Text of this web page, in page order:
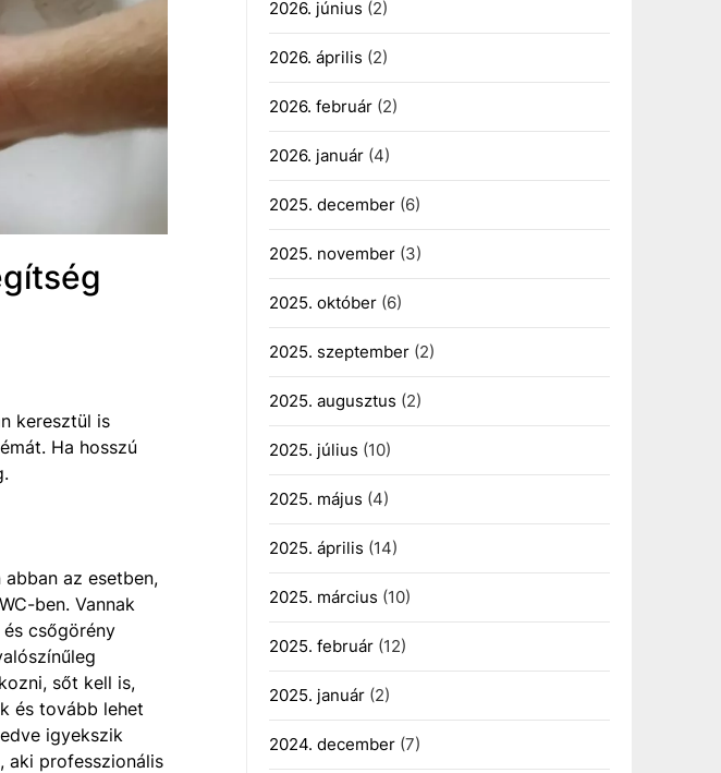
keresztül is
Ha hosszú
az esetben,
ben. Vannak
csőgörény
sőt kell is,
és tovább lehet
igyekszik
aki professzionális
2026. június (2)
2026. április (2)
2026. február(2)
2026. január(4)
2025. december(6)
2025. november(3)
2025. október(6)
2025. szeptember(2)
2025. augusztus (2)
2025. július (10)
2025. május (4)
2025. április (14)
2025. március (10)
2025. február(12)
2025. január(2)
2024. december(7)